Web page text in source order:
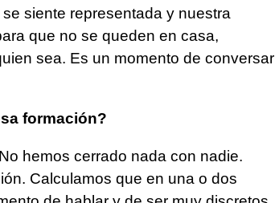
siente representada y nuestra
que no se queden en casa,
sea. Es un momento de conversar
formación?
hemos cerrado nada con nadie.
Calculamos que en una o dos